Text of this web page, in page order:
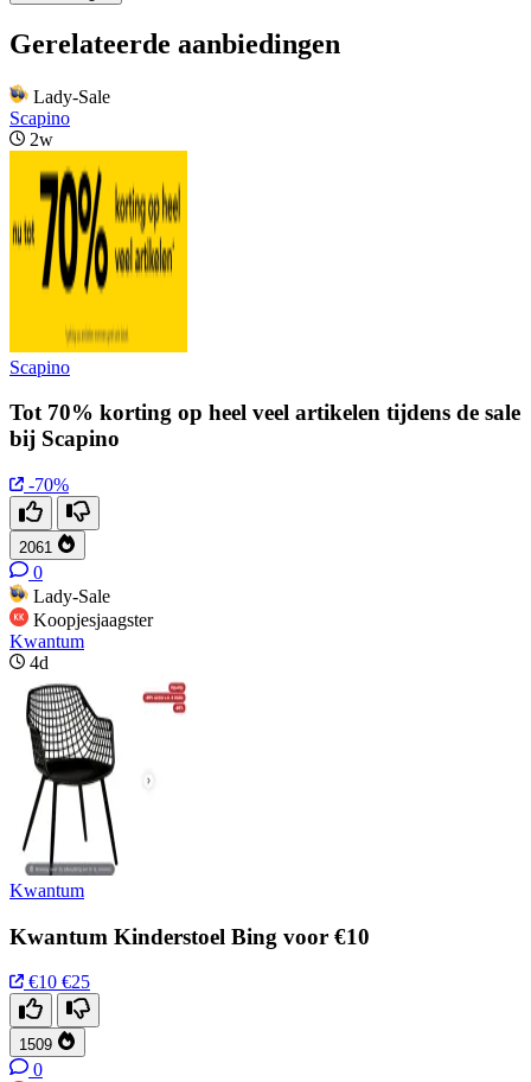
Gerelateerde aanbiedingen
Lady-Sale
Scapino
2w
Scapino
Tot 70% korting op heel veel artikelen tijdens de sale
bij Scapino
-70%
2061
0
Lady-Sale
Koopjesjaagster
Kwantum
4d
Kwantum
Kwantum Kinderstoel Bing voor €10
€10 €25
1509
0